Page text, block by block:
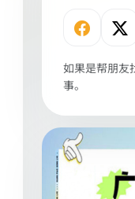
如果是帮朋友
事。